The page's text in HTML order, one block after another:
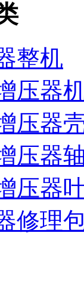
整机
压器
压器
压器
压器
修理